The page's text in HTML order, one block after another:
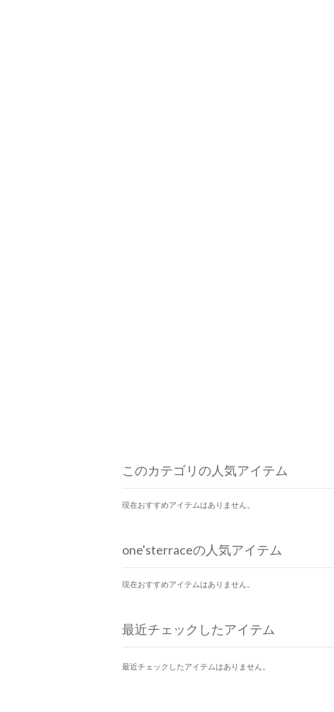
このカテゴリの人気アイテム
現在おすすめアイテムはありません。
one'sterraceの人気アイテム
現在おすすめアイテムはありません。
最近チェックしたアイテム
最近チェックしたアイテムはありません。